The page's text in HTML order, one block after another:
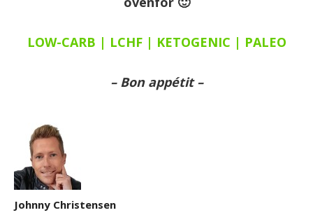
LOW-CARB | LCHF | KETOGENIC | PALEO
– Bon appétit –
Johnny Christensen